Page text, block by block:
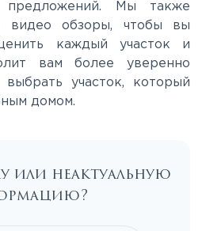
предложений. Мы также
видео обзоры, чтобы вы
каждый участок и
вам более уверенно
участок, который
домом.
или неактуальную